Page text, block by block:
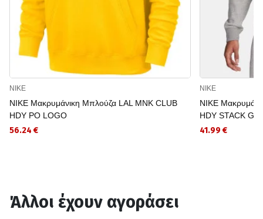
NIKE
NIKE Μακρυμάνικη Μπλούζα LAL MNK CLUB
HDY PO LOGO
56.24 €
NIKE
NIKE
HDY STACK GX
41.99 €
Άλλοι έχουν αγοράσει